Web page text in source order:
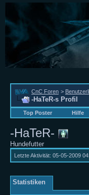
CnC Foren >
-HaTeR-s Profil
Top Poster Hilfe
-HaTeR-
Hundefutter
Letzte Aktivität: 05-05-2009
Statistiken